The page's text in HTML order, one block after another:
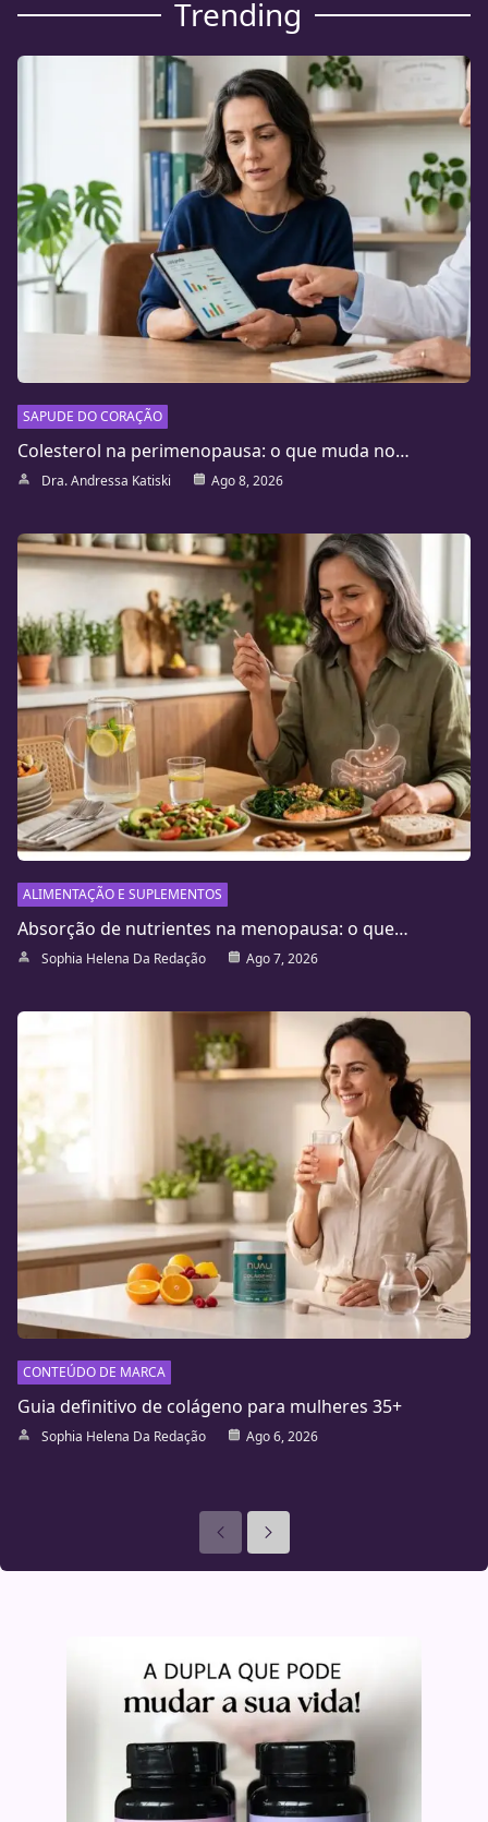
Trending
SAPUDE DO CORAÇÃO
Colesterol na perimenopausa: o que muda no…
Dra. Andressa Katiski Ago 8, 2026
ALIMENTAÇÃO E SUPLEMENTOS
Absorção de nutrientes na menopausa: o que…
Sophia Helena Da Redação Ago 7, 2026
CONTEÚDO DE MARCA
Guia definitivo de colágeno para mulheres 35+
Sophia Helena Da Redação Ago 6, 2026
AnterioresSeguinte